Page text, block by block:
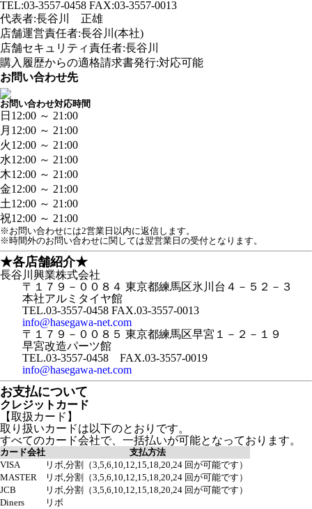
TEL:03-3557-0458 FAX:03-3557-0013
代表者:長谷川 正雄
店舗運営責任者:長谷川(本社)
店舗セキュリティ責任者:長谷川
購入履歴からの適格請求書発行:対応可能
お問い合わせ先
お問い合わせ対応時間
日 12:00 ～ 21:00
月 12:00 ～ 21:00
火12:00 ～ 21:00
水12:00 ～ 21:00
木12:00 ～ 21:00
金12:00 ～ 21:00
土12:00 ～ 21:00
祝12:00 ～ 21:00
※お問い合わせには2営業日以内に返信します。
※時間外のお問い合わせに関しては翌営業日の受付となります。
★各店舗紹介★
長谷川興業株式会社
〒１７９－００８４ 東京都練馬区氷川台４－５２－３
本社アルミタイヤ館
TEL.03-3557-0458 FAX.03-3557-0013
info@hasegawa-net.com
〒１７９－００８５ 東京都練馬区早宮１－２－１９
早宮改造パーツ館
TEL.03-3557-0458 FAX.03-3557-0019
info@hasegawa-net.com
お支払について
クレジットカード
【取扱カード】
取り扱いカードは以下のとおりです。
すべてのカード会社で、一括払いが可能となっております。
カード会社
支払方法
VISA
リボ,分割（3,5,6,10,12,15,18,20,24 回が可能です）
MASTER
リボ,分割（3,5,6,10,12,15,18,20,24 回が可能です）
JCB
リボ,分割（3,5,6,10,12,15,18,20,24 回が可能です）
Diners
リボ